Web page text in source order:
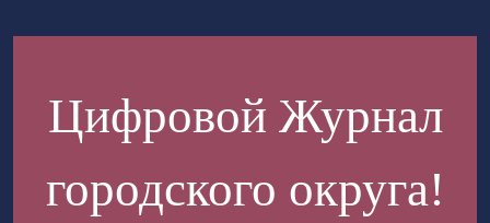
Цифровой Журнал
городского округа!